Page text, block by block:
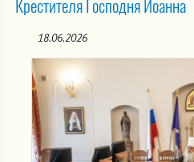
Крестителя Господня Иоанна
18.06.2026